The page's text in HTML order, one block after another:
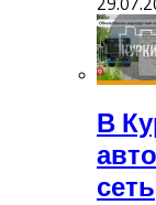
В
сеть